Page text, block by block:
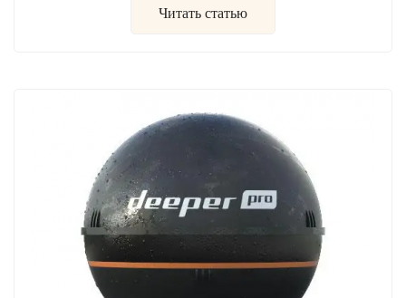
Читать статью